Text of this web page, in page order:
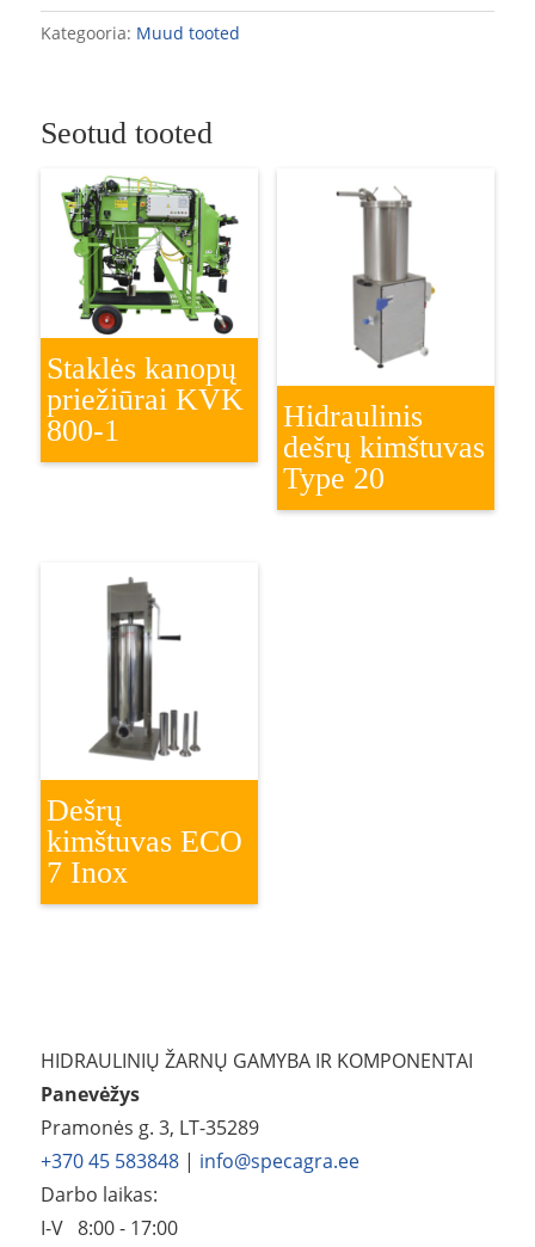
Kategooria: Muud tooted
Seotud tooted
Staklės kanopų
priežiūrai KVK
800-1
Hidraulinis
dešrų kimštuvas
Type 20
Dešrų
kimštuvas ECO
7 Inox
HIDRAULINIŲ ŽARNŲ GAMYBA IR KOMPONENTAI
Panevėžys
Pramonės g. 3, LT-35289
+370 45 583848 | info@specagra.ee
Darbo laikas:
I-V 8:00 - 17:00